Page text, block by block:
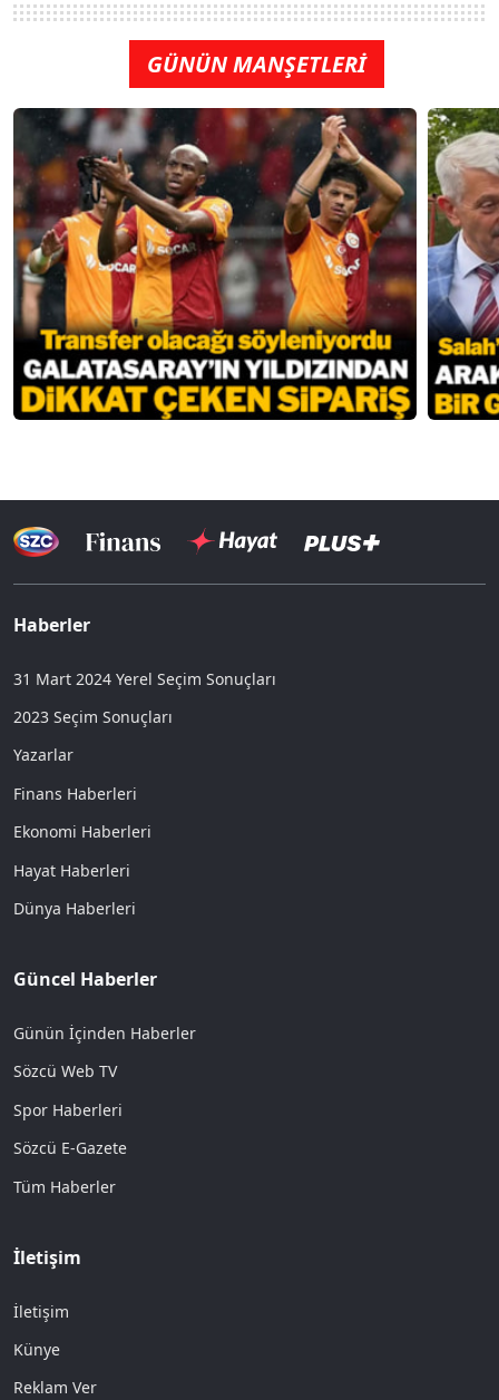
GÜNÜN MANŞETLERİ
Haberler
31 Mart 2024 Yerel Seçim Sonuçları
2023 Seçim Sonuçları
Yazarlar
Finans Haberleri
Ekonomi Haberleri
Hayat Haberleri
Dünya Haberleri
Güncel Haberler
Günün İçinden Haberler
Sözcü Web TV
Spor Haberleri
Sözcü E-Gazete
Tüm Haberler
İletişim
İletişim
Künye
Reklam Ver